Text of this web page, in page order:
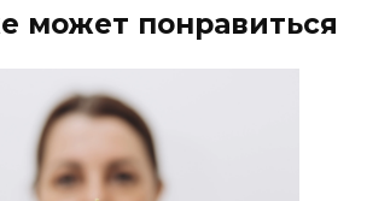
может понравиться